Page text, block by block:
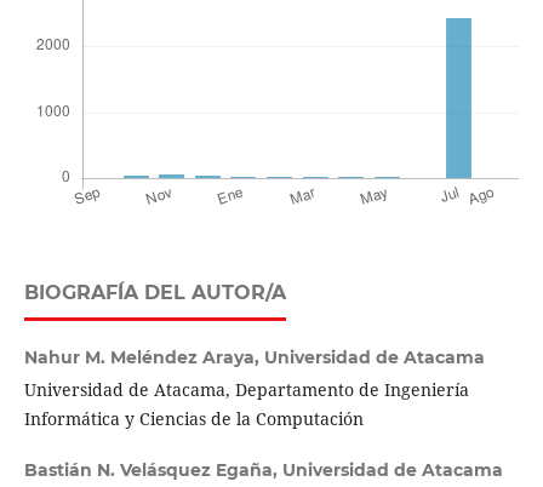
BIOGRAFÍA DEL AUTOR/A
Nahur M. Meléndez Araya, Universidad de Atacama
Universidad de Atacama, Departamento de Ingeniería
Informática y Ciencias de la Computación
Bastián N. Velásquez Egaña, Universidad de Atacama